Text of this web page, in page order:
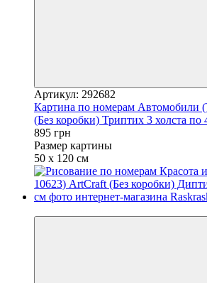
Артикул: 292682
Картина по номерам Автомобили
(Без коробки) Триптих 3 холста по
895 грн
Размер картины
50 х 120 см